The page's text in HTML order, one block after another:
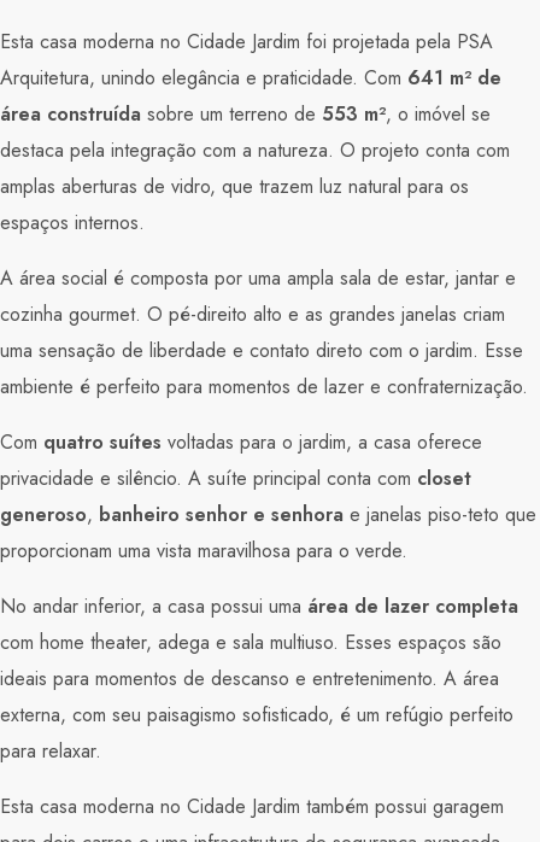
Esta casa moderna no Cidade Jardim foi projetada pela PSA
Arquitetura, unindo elegância e praticidade. Com 641 m² de
área construída sobre um terreno de 553 m², o imóvel se
destaca pela integração com a natureza. O projeto conta com
amplas aberturas de vidro, que trazem luz natural para os
espaços internos.
A área social é composta por uma ampla sala de estar, jantar e
cozinha gourmet. O pé-direito alto e as grandes janelas criam
uma sensação de liberdade e contato direto com o jardim. Esse
ambiente é perfeito para momentos de lazer e confraternização.
Com quatro suítes voltadas para o jardim, a casa oferece
privacidade e silêncio. A suíte principal conta com closet
generoso, banheiro senhor e senhora e janelas piso-teto que
proporcionam uma vista maravilhosa para o verde.
No andar inferior, a casa possui uma área de lazer completa
com home theater, adega e sala multiuso. Esses espaços são
ideais para momentos de descanso e entretenimento. A área
externa, com seu paisagismo sofisticado, é um refúgio perfeito
para relaxar.
Esta casa moderna no Cidade Jardim também possui garagem